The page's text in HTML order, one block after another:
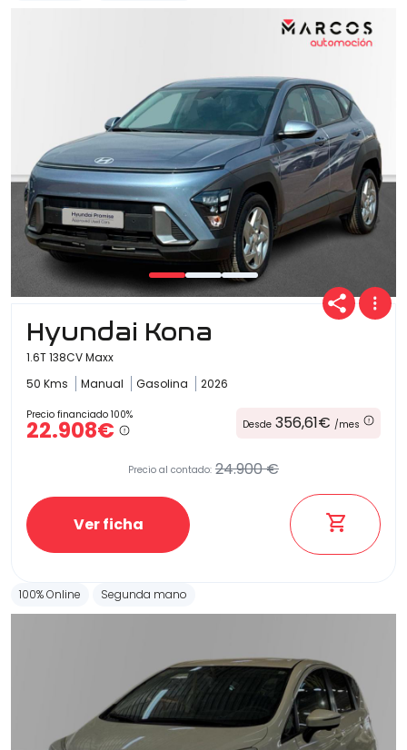
Hyundai Kona
1.6T 138CV Maxx
50 Kms
Manual Gasolina 2026
Precio financiado 100%
22.908€ Desde 356,61€ /mes
Precio al contado: 24.900 €
Ver ficha
100% Online Segunda mano